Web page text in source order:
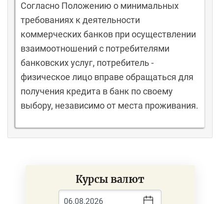
Согласно Положению о минимальных
требованиях к деятельности
коммерческих банков при осуществлении
взаимоотношений с потребителями
банковских услуг, потребитель -
физическое лицо вправе обращаться для
получения кредита в банк по своему
выбору, независимо от места проживания.
Курсы валют